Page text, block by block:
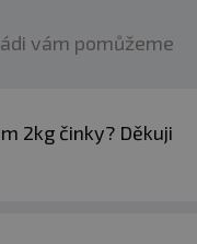
vám pomůžeme
2kg činky? Děkuji